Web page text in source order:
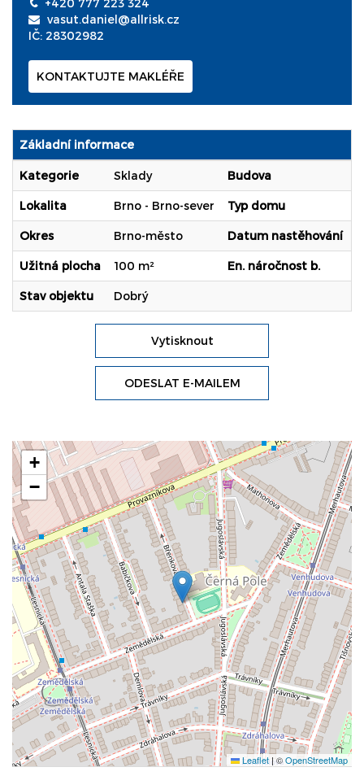
+420 777 223 324
vasut.daniel@allrisk.cz
IČ: 28302982
KONTAKTUJTE MAKLÉŘE
Základní informace
Kategorie Sklady Budova
Lokalita Brno - Brno-sever Typ domu
Okres Brno-město Datum nastěhování
Užitná plocha 100 m² En. náročnost b.
Stav objektu Dobrý
Vytisknout
ODESLAT E-MAILEM
+
−
Leaflet|©OpenStreetMap